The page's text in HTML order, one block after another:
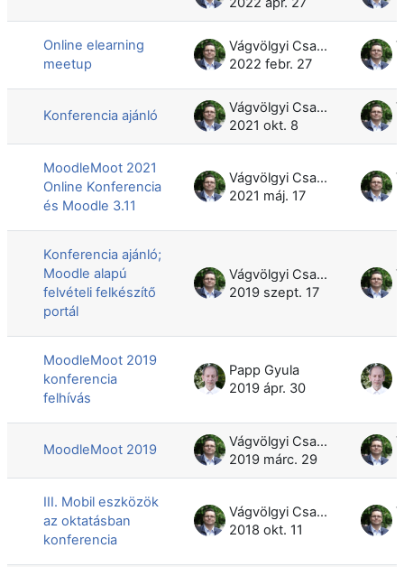
Online elearning
meetup
Vágvölgyi Csaba
2022 febr. 27
Konferencia ajánló
Vágvölgyi Csaba
2021 okt. 8
MoodleMoot 2021
Online Konferencia
és Moodle 3.11
Vágvölgyi Csaba
2021 máj. 17
Konferencia ajánló;
Moodle alapú
felvételi felkészítő
portál
Vágvölgyi Csaba
2019 szept. 17
MoodleMoot 2019
konferencia
felhívás
Papp Gyula
2019 ápr. 30
MoodleMoot 2019
Vágvölgyi Csaba
2019 márc. 29
III. Mobil eszközök
az oktatásban
konferencia
Vágvölgyi Csaba
2018 okt. 11